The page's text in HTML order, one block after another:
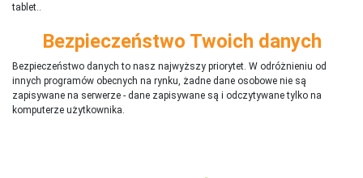
tablet..
Bezpieczeństwo Twoich danych
Bezpieczeństwo danych to nasz najwyższy priorytet. W odróżnieniu od
innych programów obecnych na rynku, żadne dane osobowe nie są
zapisywane na serwerze - dane zapisywane są i odczytywane tylko na
komputerze użytkownika.